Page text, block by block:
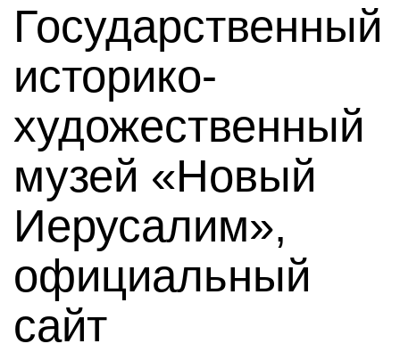
Государственный
историко-
художественный
музей «Новый
Иерусалим»,
официальный
сайт